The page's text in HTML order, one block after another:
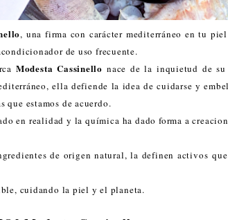
, una firma con carácter mediterráneo en tu
de uso frecuente.
Modesta Cassinello nace de la inquietud de
ella defiende la idea de cuidarse y
que estamos de acuerdo.
en realidad y la química ha dado forma a
de origen natural, la definen activos
cuidando la piel y el planeta.